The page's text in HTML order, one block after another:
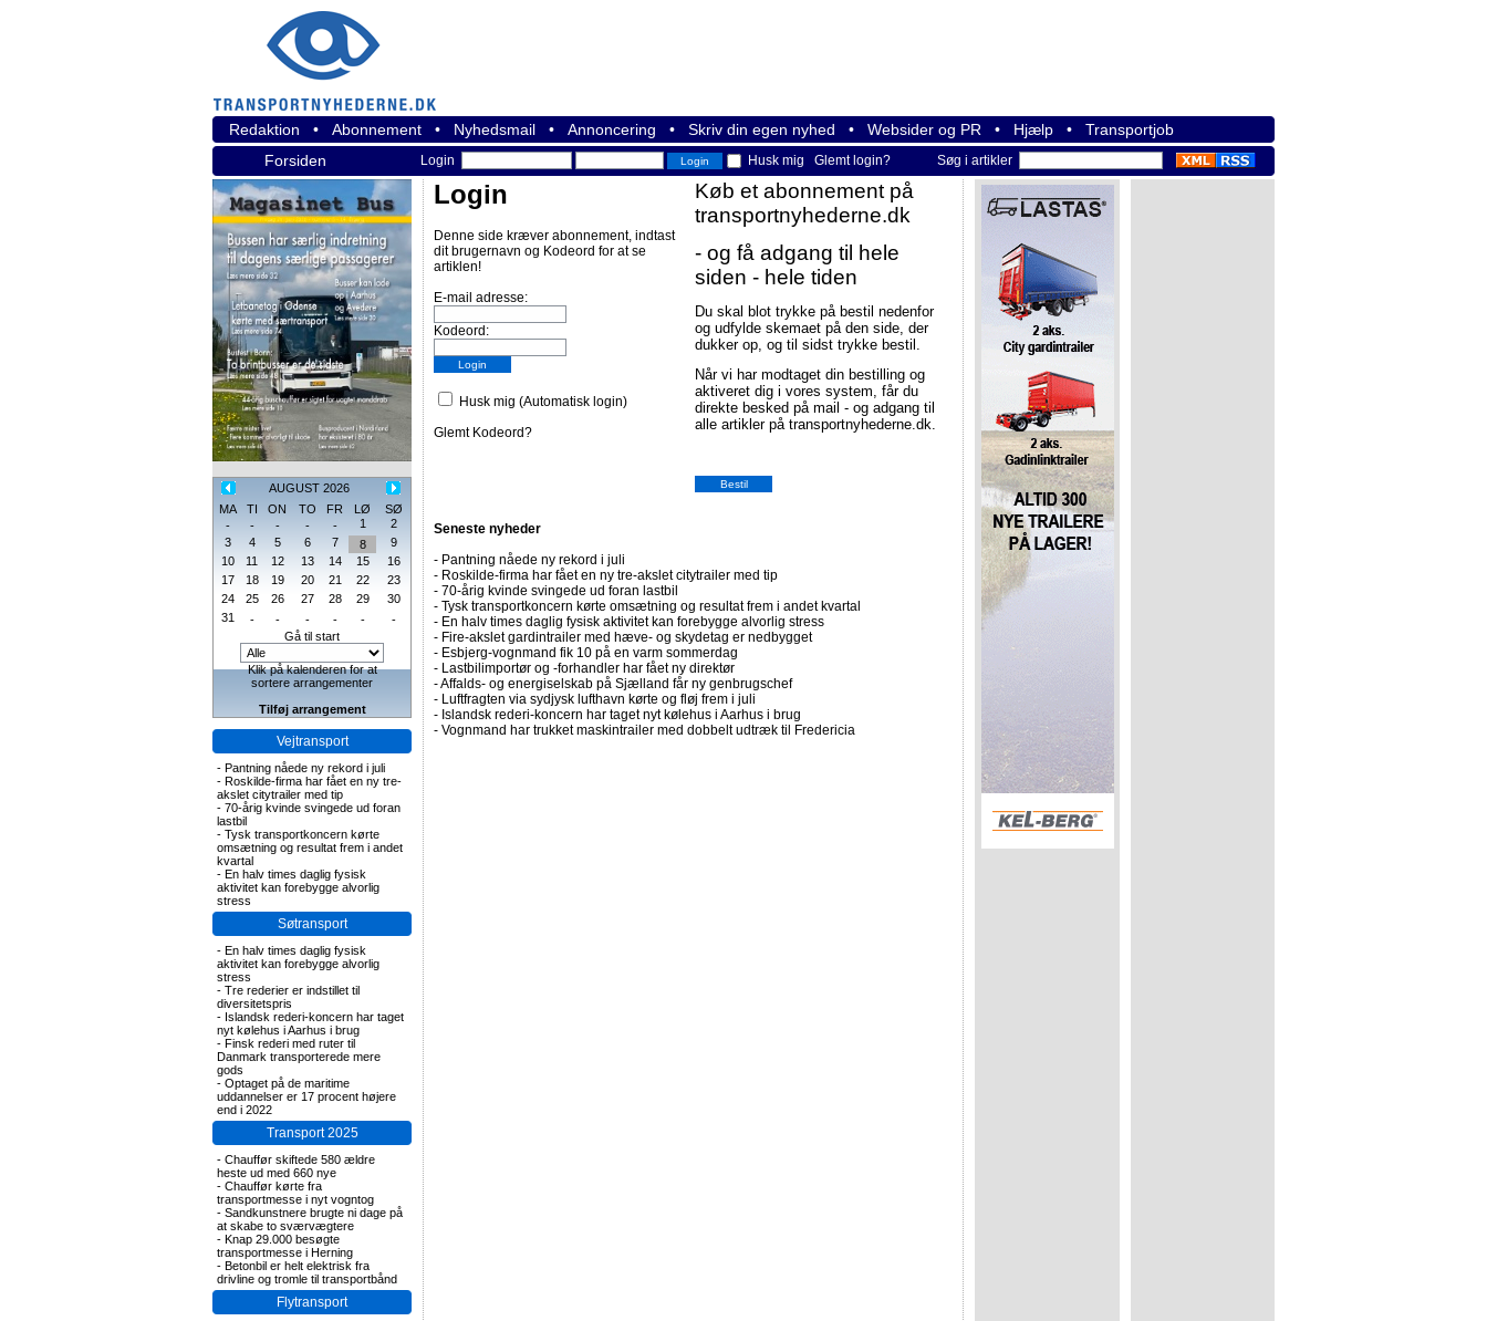
Redaktion • Abonnement • Nyhedsmail • Annoncering • Skriv din egen nyhed • Websider og PR • Hjælp • Transportjob
Forsiden
Login Husk mig Glemt login? Søg i artikler
AUGUST 2026
MA
TI ON TO FR LØ
SØ
-
- - - - 1
2
3
4 5 6 7 8
9
10
11 12 13 14 15
16
17
18 19 20 21 22
23
24
25 26 27 28 29
30
31
- - - - -
-
Gå til start
Klik på kalenderen for at
sortere arrangementer
Tilføj arrangement
Vejtransport
- Pantning nåede ny rekord i juli
- Roskilde-firma har fået en ny tre-
akslet citytrailer med tip
- 70-årig kvinde svingede ud foran
lastbil
- Tysk transportkoncern kørte
omsætning og resultat frem i andet
kvartal
- En halv times daglig fysisk
aktivitet kan forebygge alvorlig
stress
Søtransport
- En halv times daglig fysisk
aktivitet kan forebygge alvorlig
stress
- Tre rederier er indstillet til
diversitetspris
- Islandsk rederi-koncern har taget
nyt kølehus i Aarhus i brug
- Finsk rederi med ruter til
Danmark transporterede mere
gods
- Optaget på de maritime
uddannelser er 17 procent højere
end i 2022
Transport 2025
- Chauffør skiftede 580 ældre
heste ud med 660 nye
- Chauffør kørte fra
transportmesse i nyt vogntog
- Sandkunstnere brugte ni dage på
at skabe to sværvægtere
- Knap 29.000 besøgte
transportmesse i Herning
- Betonbil er helt elektrisk fra
drivline og tromle til transportbånd
Flytransport
Login
Denne side kræver abonnement, indtast
dit brugernavn og Kodeord for at se
artiklen!
E-mail adresse:
Kodeord:
Husk mig (Automatisk login)
Glemt Kodeord?
Køb et abonnement på
transportnyhederne.dk
- og få adgang til hele
siden - hele tiden
Du skal blot trykke på bestil nedenfor
og udfylde skemaet på den side, der
dukker op, og til sidst trykke bestil.
Når vi har modtaget din bestilling og
aktiveret dig i vores system, får du
direkte besked på mail - og adgang til
alle artikler på transportnyhederne.dk.
Seneste nyheder
- Pantning nåede ny rekord i juli
- Roskilde-firma har fået en ny tre-akslet citytrailer med tip
- 70-årig kvinde svingede ud foran lastbil
- Tysk transportkoncern kørte omsætning og resultat frem i andet kvartal
- En halv times daglig fysisk aktivitet kan forebygge alvorlig stress
- Fire-akslet gardintrailer med hæve- og skydetag er nedbygget
- Esbjerg-vognmand fik 10 på en varm sommerdag
- Lastbilimportør og -forhandler har fået ny direktør
-Affalds- og energiselskab på Sjælland får ny genbrugschef
- Luftfragten via sydjysk lufthavn kørte og fløj frem i juli
- Islandsk rederi-koncern har taget nyt kølehus i Aarhus i brug
- Vognmand har trukket maskintrailer med dobbelt udtræk til Fredericia